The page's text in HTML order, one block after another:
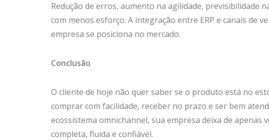
Redução de erros, aumento na agilidade, previsibilidade
com menos esforço. A integração entre ERP e canais de
empresa se posiciona no mercado.
Conclusão
O cliente de hoje não quer saber se o produto está no
comprar com facilidade, receber no prazo e ser bem
ecossistema omnichannel, sua empresa deixa de apenas
completa, fluida e confiável.